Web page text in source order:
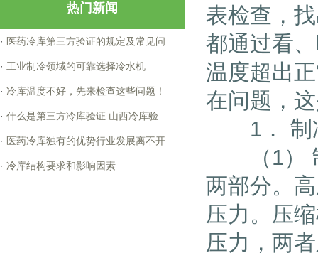
热门新闻
· 医药冷库第三方验证的规定及常见问
· 工业制冷领域的可靠选择冷水机
· 冷库温度不好，先来检查这些问题！
· 什么是第三方冷库验证 山西冷库验
· 医药冷库独有的优势行业发展离不开
· 冷库结构要求和影响因素
表检查，
都通过看
温度超出
在问题，
1． 制
（1） 制
两部分。
压力。压
压力，两